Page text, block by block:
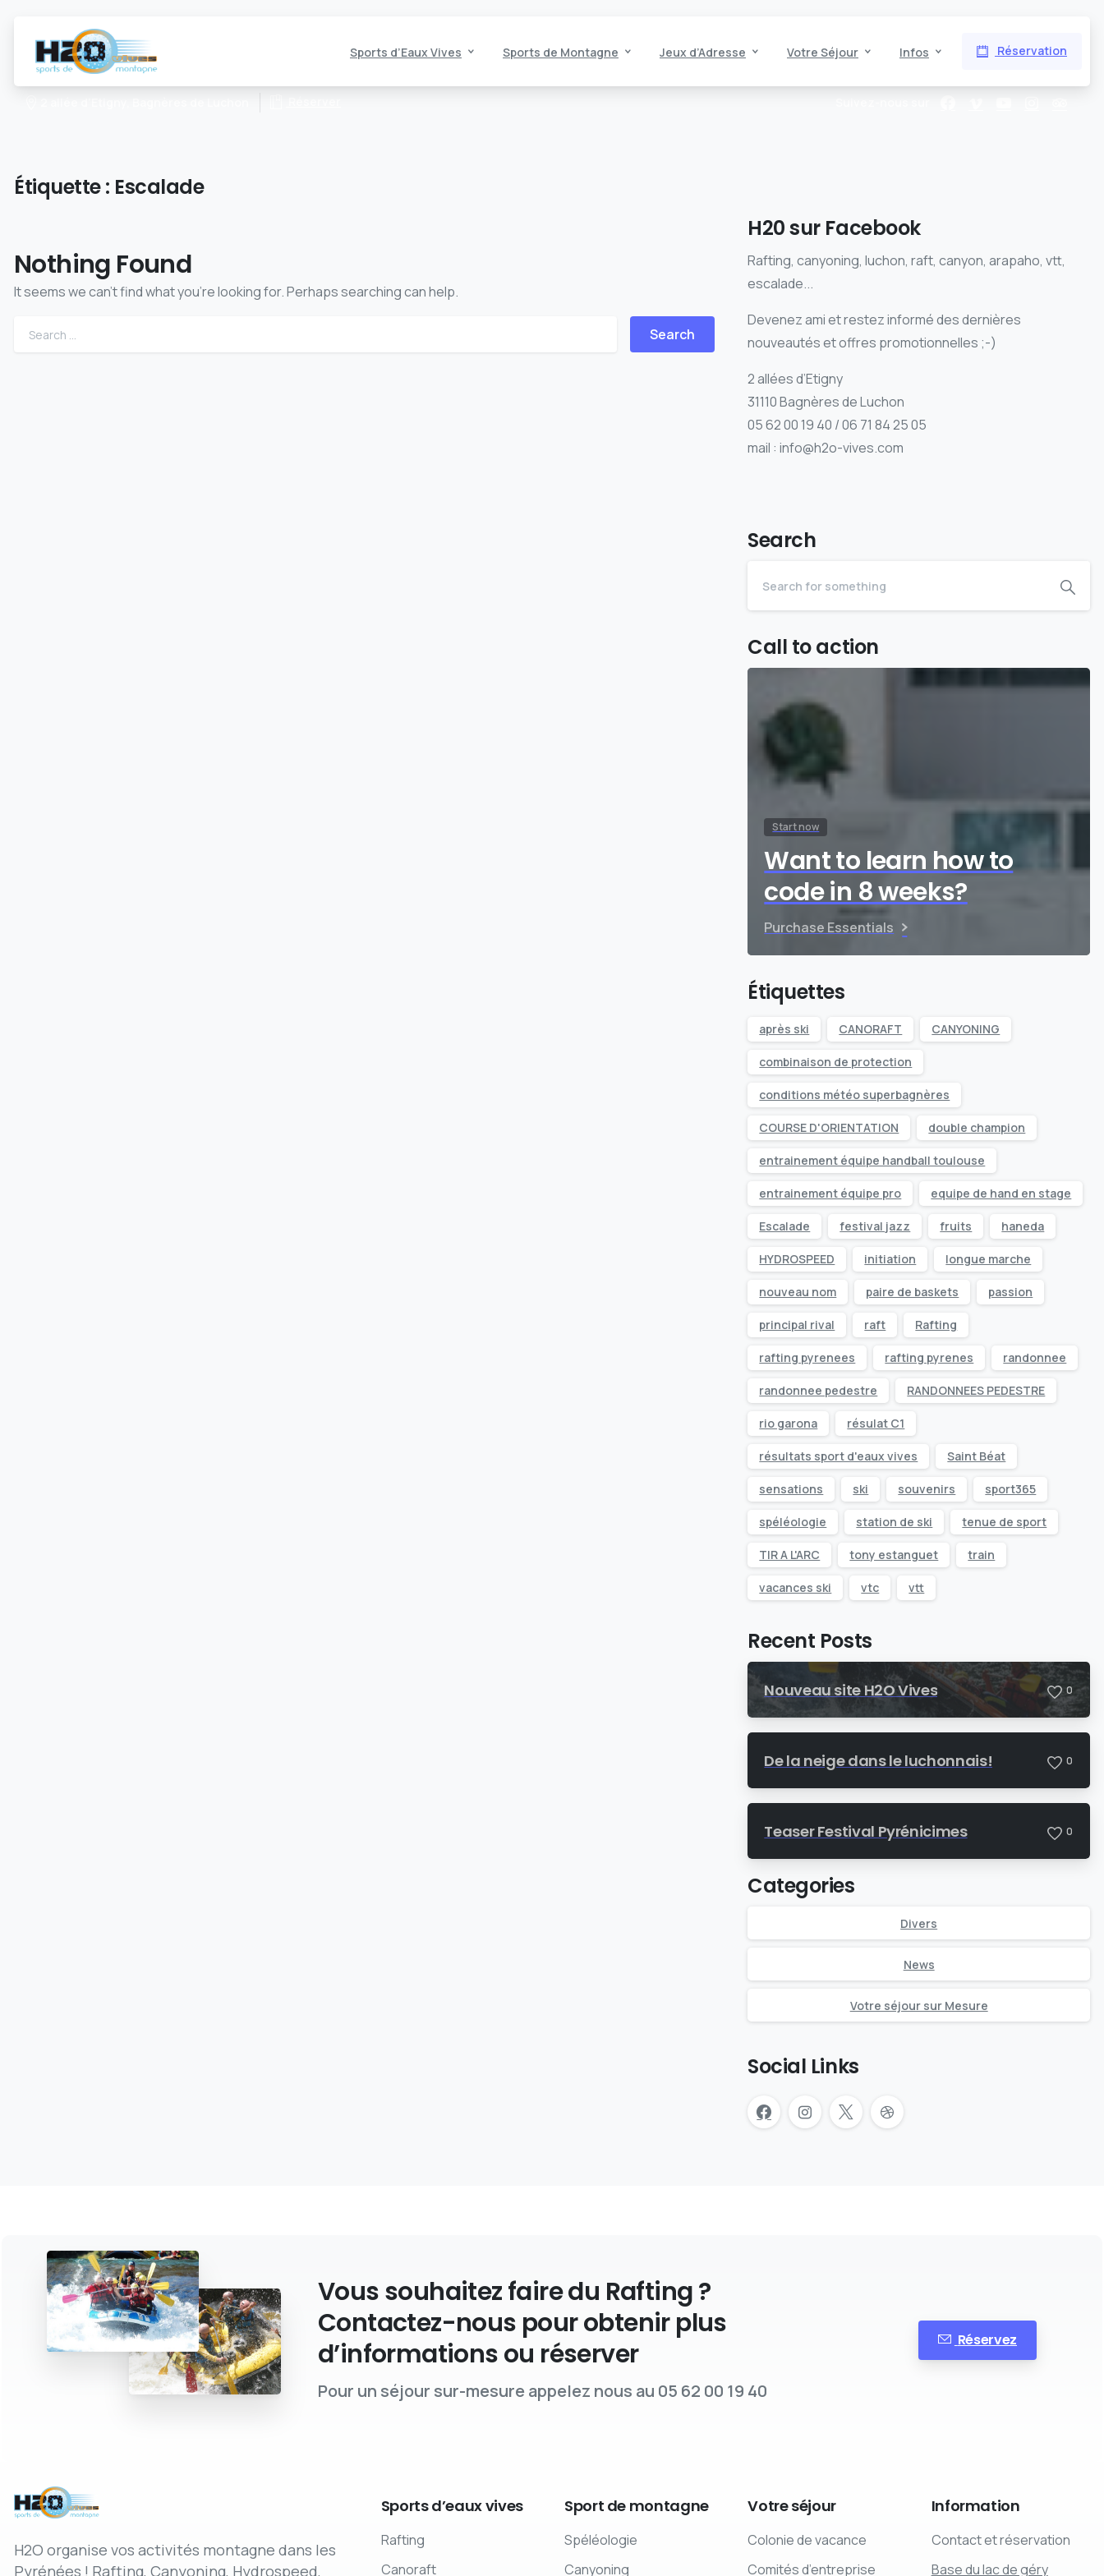
Sports d’Eaux Vives Sports de Montagne Jeux d’Adresse Votre Séjour Infos Réservation
Étiquette : Escalade
Nothing Found
It seems we can’t find what you’re looking for. Perhaps searching can help.
H20 sur Facebook
Rafting, canyoning, luchon, raft, canyon, arapaho, vtt,
escalade...
Devenez ami et restez informé des dernières
nouveautés et offres promotionnelles ;-)
2 allées d’Etigny
31110 Bagnères de Luchon
05 62 00 19 40 / 06 71 84 25 05
mail : info@h2o-vives.com
Search
Call to action
Start now
Want to learn how to
code in 8 weeks?
Purchase Essentials
Étiquettes
après ski CANORAFT CANYONING
combinaison de protection
conditions météo superbagnères
COURSE D'ORIENTATION double champion
entrainement équipe handball toulouse
entrainement équipe pro equipe de hand en stage
Escalade festival jazz fruits haneda
HYDROSPEED initiation longue marche
nouveau nom paire de baskets passion
principal rival raft Rafting
rafting pyrenees rafting pyrenes randonnee
randonnee pedestre RANDONNEES PEDESTRE
rio garona résulat C1
résultats sport d'eaux vives Saint Béat
sensations ski souvenirs sport365
spéléologie station de ski tenue de sport
TIR A L'ARC tony estanguet train
vacances ski vtc vtt
Recent Posts
Nouveau site H2O Vives 0
De la neige dans le luchonnais! 0
Teaser Festival Pyrénicimes 0
Categories
Divers
News
Votre séjour sur Mesure
Social Links
Vous souhaitez faire du Rafting ?
Contactez-nous pour obtenir plus
d’informations ou réserver
Pour un séjour sur-mesure appelez nous au 05 62 00 19 40
Réservez
H2O organise vos activités montagne dans les
Pyrénées ! Rafting, Canyoning, Hydrospeed,
Sportsd’eauxvives
Rafting
Canoraft
Sport de montagne
Spéléologie
Canyoning
Votreséjour
Colonie de vacance
Comités d’entreprise
Information
Contact et réservation
Base du lac de géry